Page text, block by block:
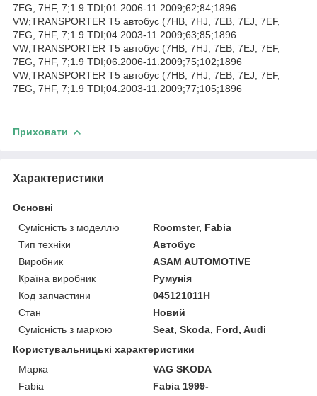
7EG, 7HF, 7;1.9 TDI;01.2006-11.2009;62;84;1896
VW;TRANSPORTER T5 автобус (7HB, 7HJ, 7EB, 7EJ, 7EF,
7EG, 7HF, 7;1.9 TDI;04.2003-11.2009;63;85;1896
VW;TRANSPORTER T5 автобус (7HB, 7HJ, 7EB, 7EJ, 7EF,
7EG, 7HF, 7;1.9 TDI;06.2006-11.2009;75;102;1896
VW;TRANSPORTER T5 автобус (7HB, 7HJ, 7EB, 7EJ, 7EF,
7EG, 7HF, 7;1.9 TDI;04.2003-11.2009;77;105;1896
Приховати
Характеристики
Основні
Сумісність з моделлю
Roomster, Fabia
Тип техніки
Автобус
Виробник
ASAM AUTOMOTIVE
Країна виробник
Румунія
Код запчастини
045121011H
Стан
Новий
Сумісність з маркою
Seat, Skoda, Ford, Audi
Користувальницькі характеристики
Марка
VAG SKODA
Fabia
Fabia 1999-